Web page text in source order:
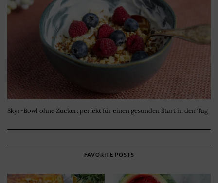
Skyr-Bowl ohne Zucker: perfekt für einen gesunden Start in den Tag
FAVORITE POSTS